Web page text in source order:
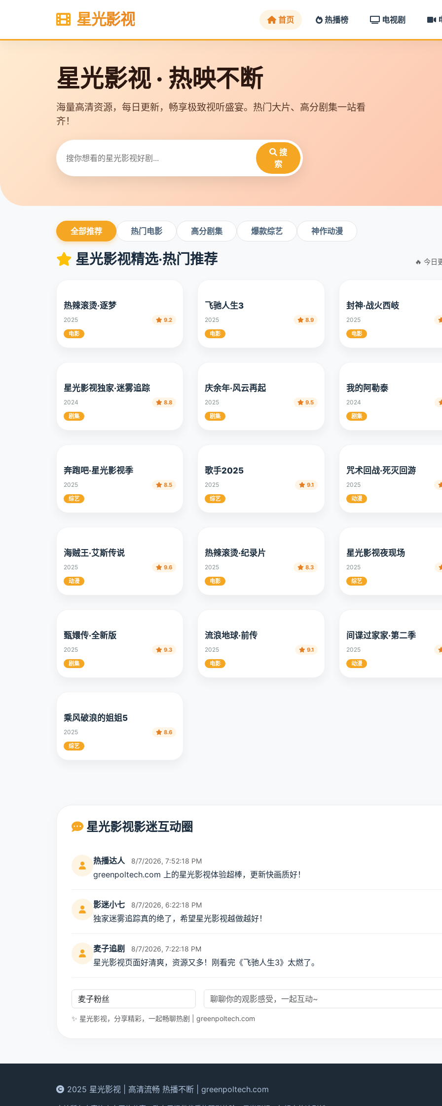
星光影视 首页 热播榜 电视剧
星光影视 · 热映不断
海量高清资源，每日更新，畅享极致视听盛宴。热门大片、高分剧集一站看
齐！
搜
索
全部推荐 热门电影 高分剧集 爆款综艺 神作动漫
星光影视精选·热门推荐 🔥 今日
热辣滚烫·逐梦
2025
9.2
电影
飞驰人生3
2025
8.9
电影
封神·战火西岐
2025
电影
星光影视独家·迷雾追踪
2024
庆余年·风云再起
2025
9.5
剧集
我的阿勒泰
2024
剧集
奔跑吧·星光影视季
2025
歌手2025
2025
咒术回战·死灭回游
2025
海贼王·艾斯传说
2025
热辣滚烫·纪录片
2025
星光影视夜现场
2025
甄嬛传·全新版
2025
流浪地球·前传
2025
间谍过家家·第二季
2025
乘风破浪的姐姐5
2025
热播达人 8/7/2026, 7:52:18 PM
影迷小七 8/7/2026, 6:22:18 PM
麦子追剧 8/7/2026, 7:22:18 PM